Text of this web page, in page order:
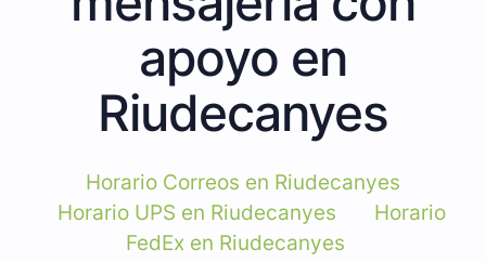
apoyo en
Riudecanyes
Horario Correos en Riudecanyes
Horario UPS en Riudecanyes
Horario
FedEx en Riudecanyes